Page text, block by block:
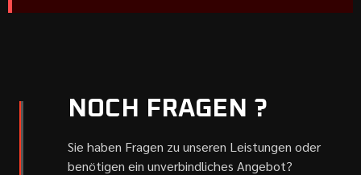
NOCH FRAGEN ?
Sie haben Fragen zu unseren Leistungen oder
benötigen ein unverbindliches Angebot?